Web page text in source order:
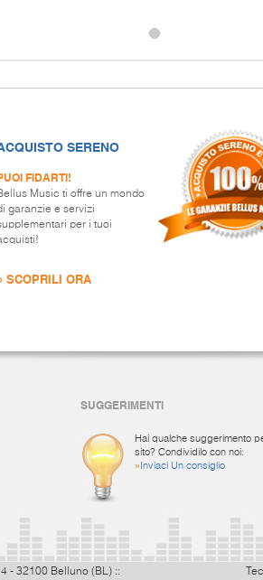
SERENO
FIDARTI!
Music ti offre un mondo
garanzie e servizi
per i tuoi
SCOPRILI ORA
SUGGERIMENTI
Hai qualche suggerimento
sito? Condividilo con noi:
» Inviaci Un consiglio
- 32100 Belluno (BL) ::